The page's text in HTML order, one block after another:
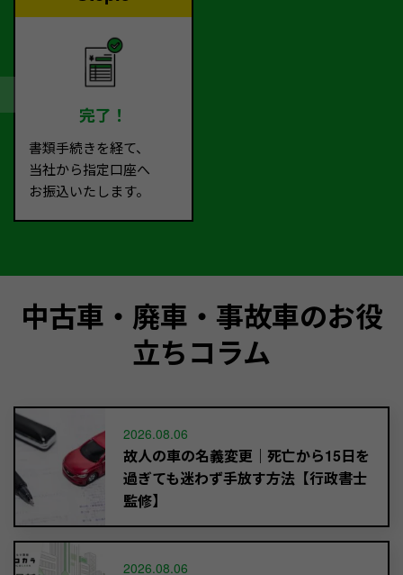
完了！
書類手続きを経て、
当社から指定口座へ
お振込いたします。
中古車・廃車・事故車のお役
立ちコラム
2026.08.06
故人の車の名義変更｜死亡から15日を
過ぎても迷わず手放す方法【行政書士
監修】
2026.08.06